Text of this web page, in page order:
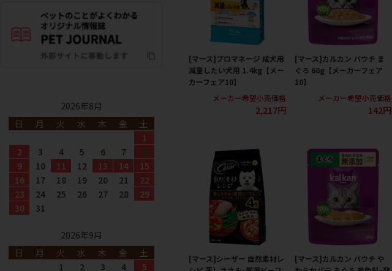
[マース]プロマネージ 成犬用
減量したい犬用 1.4kg【メー
カーフェア10】
メーカー希望小売価格
2,217円
[マース]カルカン パウチ ま
ぐろ 60g【メーカーフェア
10】
メーカー希望小売価格
142円
[マース]シーザー 自然素材レ
[マース]カルカン パウチ や
2026年8月
日
月 火 水 木 金
土
1
2
3 4 5 6 7
8
9
10 11 12 13 14
15
16
17 18 19 20 21
22
23
24 25 26 27 28
29
30
31
2026年9月
日
月 火 水 木 金
土
1
2 3 4 5